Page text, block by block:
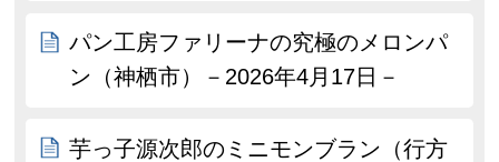
パン工房ファリーナの究極のメロンパ
ン（神栖市）－2026年4月17日－
芋っ子源次郎のミニモンブラン（行方